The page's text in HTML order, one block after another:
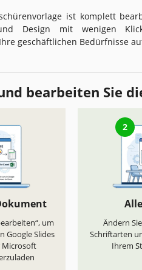
ist komplett
Design mit wenigen
geschäftlichen Bedürfnisse
bearbeiten Sie
um
Google Slides
Microsoft
2
Ändern
Schriftarten
Ihrem